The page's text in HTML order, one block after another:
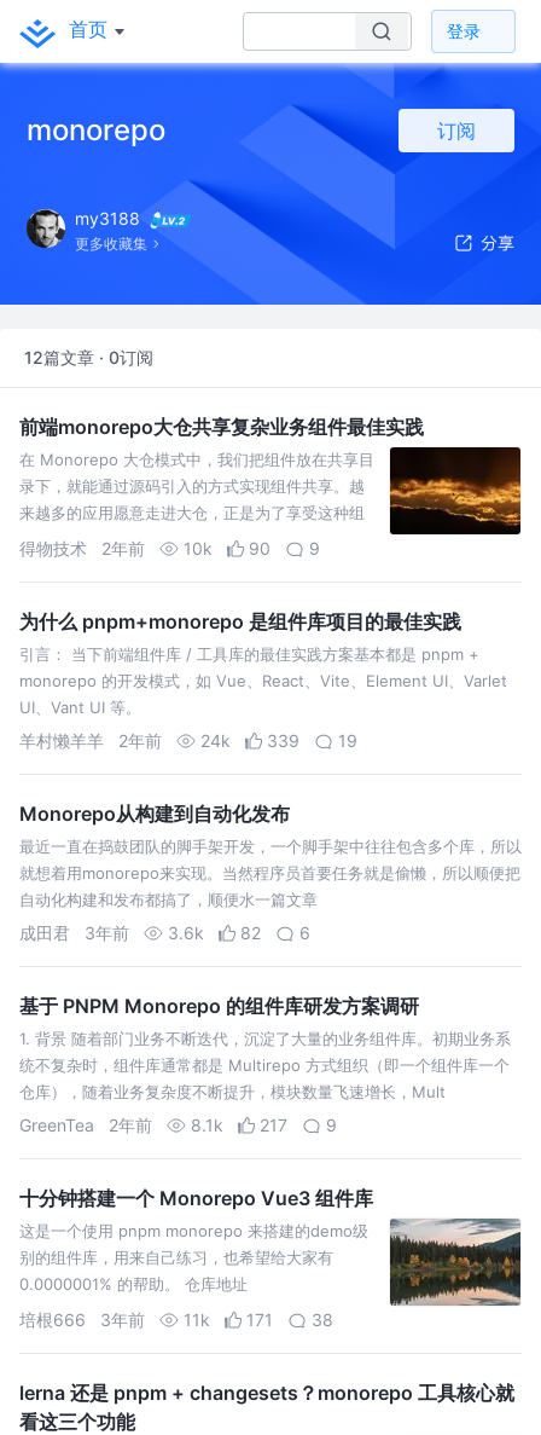
首页 登录
monorepo 订阅
my3188
更多收藏集
12篇文章 · 0订阅
前端monorepo大仓共享复杂业务组件最佳实践
在 Monorepo 大仓模式中，我们把组件放在共享目
录下，就能通过源码引入的方式实现组件共享。越
来越多的应用愿意走进大仓，正是为了享受这种组
件复用模式带来的开发便利。
得物技术 2年前 10k 90 9
为什么 pnpm+monorepo 是组件库项目的最佳实践
引言： 当下前端组件库 / 工具库的最佳实践方案基本都是 pnpm +
monorepo 的开发模式，如 Vue、React、Vite、Element UI、Varlet
UI、Vant UI 等。
羊村懒羊羊 2年前 24k 339 19
Monorepo从构建到自动化发布
最近一直在捣鼓团队的脚手架开发，一个脚手架中往往包含多个库，所以
就想着用monorepo来实现。当然程序员首要任务就是偷懒，所以顺便把
自动化构建和发布都搞了，顺便水一篇文章
成田君 3年前 3.6k 82 6
基于 PNPM Monorepo 的组件库研发方案调研
1. 背景 随着部门业务不断迭代，沉淀了大量的业务组件库。初期业务系
统不复杂时，组件库通常都是 Multirepo 方式组织（即一个组件库一个
仓库），随着业务复杂度不断提升，模块数量飞速增长，Mult
GreenTea 2年前 8.1k 217 9
十分钟搭建一个 Monorepo Vue3 组件库
这是一个使用 pnpm monorepo 来搭建的demo级
别的组件库，用来自己练习，也希望给大家有
0.0000001% 的帮助。 仓库地址
https://github.com/kongweigen
培根666 3年前 11k 171 38
lerna 还是 pnpm + changesets？monorepo 工具核心就
看这三个功能